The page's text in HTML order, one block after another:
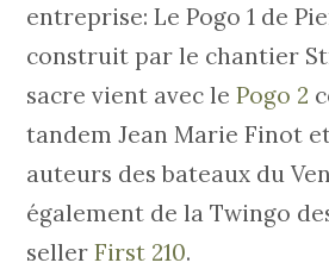
entreprise: Le Pogo 1 de
construit par le chantier
sacre vient avec lePogo 2
tandem Jean Marie Finot
auteurs des bateaux du
également de la Twingo
sellerFirst 210.